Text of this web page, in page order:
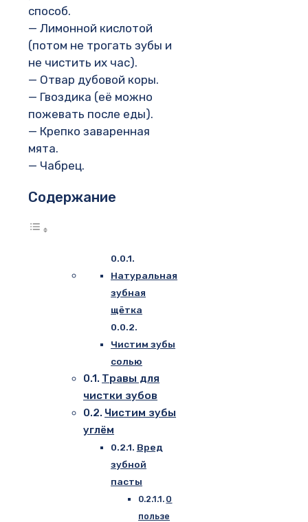
способ.
— Лимонной кислотой
(потом не трогать зубы и
не чистить их час).
— Отвар дубовой коры.
— Гвоздика (её можно
пожевать после еды).
— Крепко заваренная
мята.
— Чабрец.
Содержание
Натуральная
зубная
щётка
Чистим зубы
солью
Травы для
чистки зубов
Чистим зубы
углём
Вред
зубной
пасты
О
пользе